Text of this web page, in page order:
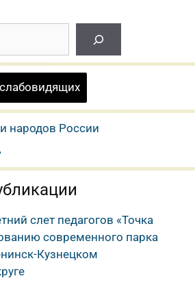
народов России
слет педагогов «Точка
современного парка
Кузнецком